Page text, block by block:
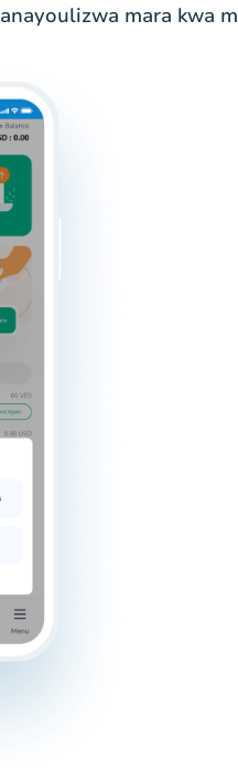
mara kwa